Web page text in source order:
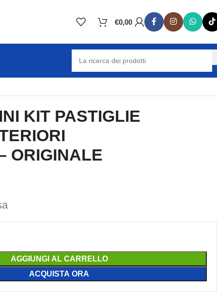
€0,00
KIT PASTIGLIE
ORIGINALE
AGGIUNGI AL CARRELLO
ACQUISTA ORA